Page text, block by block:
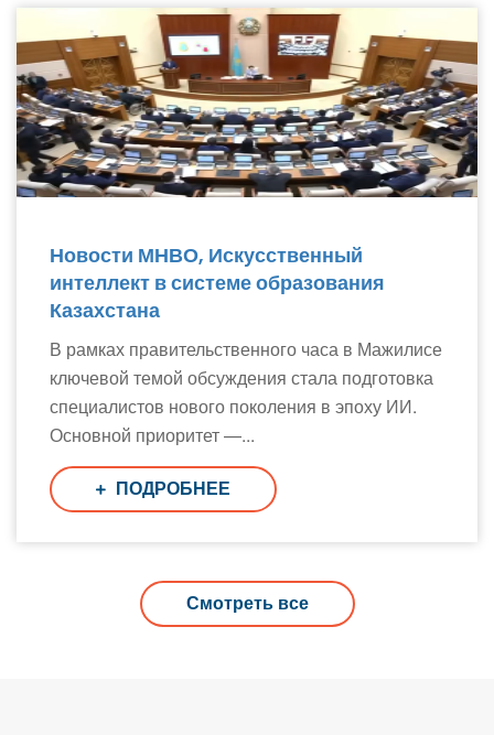
Новости МНВО, Искусственный
интеллект в системе образования
Казахстана
В рамках правительственного часа в Мажилисе
ключевой темой обсуждения стала подготовка
специалистов нового поколения в эпоху ИИ.
Основной приоритет —...
ПОДРОБНЕЕ
Смотреть все